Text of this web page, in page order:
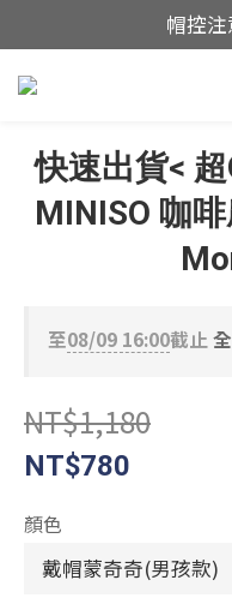
這
這
越南品
這
快速出貨<
MINISO 咖
至08/09 16:00截止
NT$1,180
NT$780
顏色